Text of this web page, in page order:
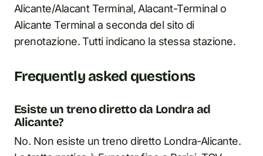
Alicante/Alacant Terminal, Alacant-Terminal o
Alicante Terminal a seconda del sito di
prenotazione. Tutti indicano la stessa stazione.
Frequently asked questions
Esiste un treno diretto da Londra ad
Alicante?
No. Non esiste un treno diretto Londra-Alicante.